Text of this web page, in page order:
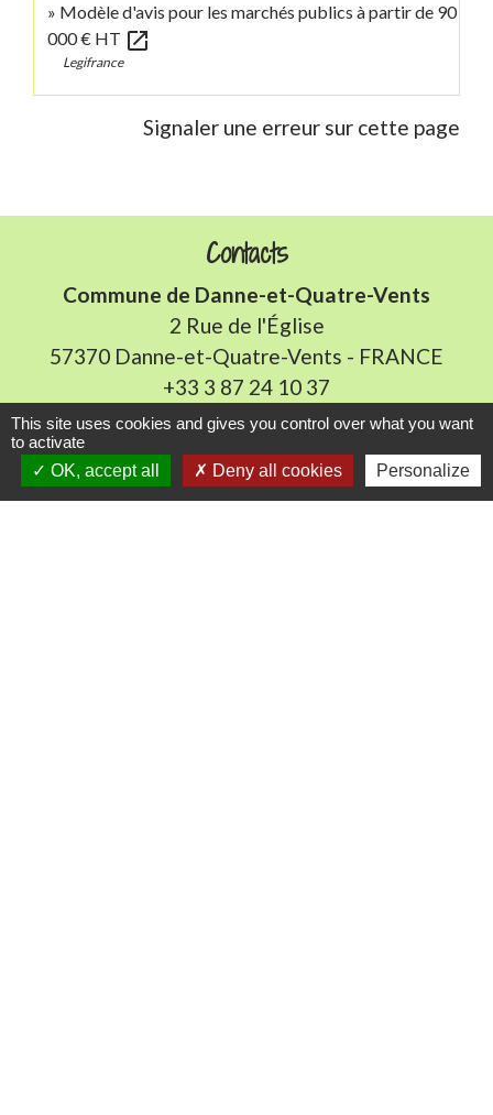
Modèle d'avis pour les marchés publics à partir de 90
000 € HT open_in_new
Legifrance
Signaler une erreur sur cette page
Contacts
Commune de Danne-et-Quatre-Vents
2 Rue de l'Église
57370 Danne-et-Quatre-Vents - FRANCE
+33 3 87 24 10 37
Lundi de 10h à 12h et de 16h à 19h
Mardi, jeudi et vendredi de 8h à 11h et de 14h à
This site uses cookies and gives you control over what you want
to activate
OK, accept all
Deny all cookies Personalize